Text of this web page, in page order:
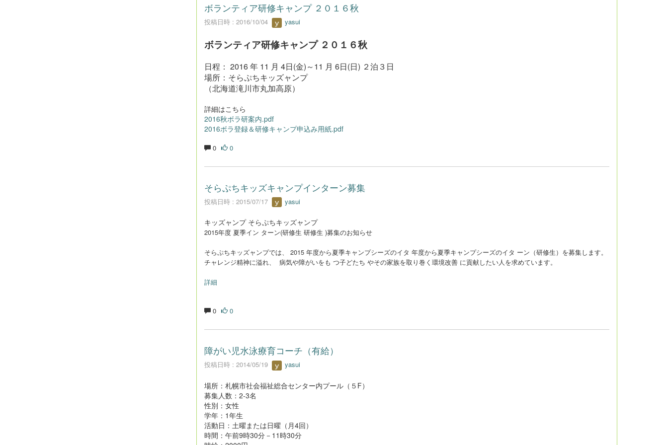
ボランティア研修キャンプ ２０１６秋
投稿日時 : 2016/10/04 yasui
ボランティア研修キャンプ ２０１６秋
日程： 2016 年 11 月 4日(金)～11 月 6日(日) ２泊３日
場所：そらぷちキッズャンプ
（北海道滝川市丸加高原）
詳細はこちら
2016秋ボラ研案内.pdf
2016ボラ登録＆研修キャンプ申込み用紙.pdf
0 0
そらぷちキッズキャンプインターン募集
投稿日時 : 2015/07/17 yasui
キッズャンプ そらぷちキッズャンプ
2015年度 夏季イン ターン(研修生 研修生 )募集のお知らせ
そらぷちキッズャンプでは、 2015 年度から夏季キャンプシーズのイタ 年度から夏季キャンプシーズのイタ ーン（研修生）を募集します。
チャレンジ精神に溢れ、 病気や障がいをも つ子どたち やその家族を取り巻く環境改善 に貢献したい人を求めています。
詳細
0 0
障がい児水泳療育コーチ（有給）
投稿日時 : 2014/05/19 yasui
場所：札幌市社会福祉総合センター内プール（５F）
募集人数：2-3名
性別：女性
学年：1年生
活動日：土曜または日曜（月4回）
時間：午前9時30分－11時30分